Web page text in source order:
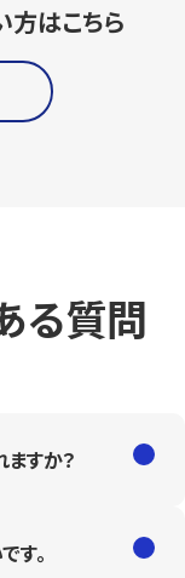
方はこちら
る質問
すか？
す。